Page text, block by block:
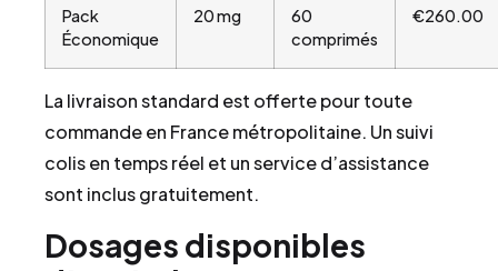
Pack
Économique
20 mg
60
comprimés
€260.00
La livraison standard est offerte pour toute
commande en France métropolitaine. Un suivi
colis en temps réel et un service d’assistance
sont inclus gratuitement.
Dosages disponibles